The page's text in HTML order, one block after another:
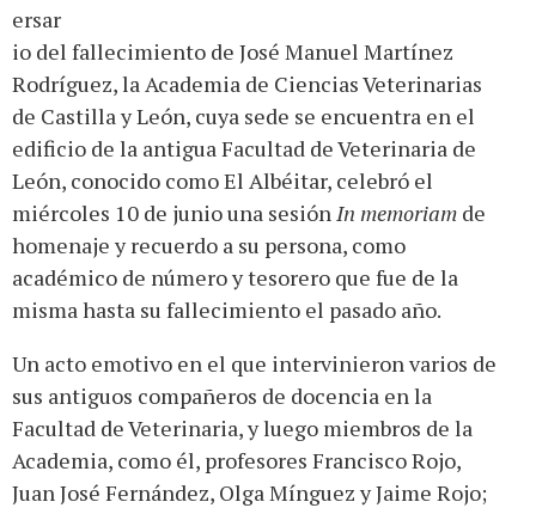
ersar
io del fallecimiento de José Manuel Martínez
Rodríguez, la Academia de Ciencias Veterinarias
de Castilla y León, cuya sede se encuentra en el
edificio de la antigua Facultad de Veterinaria de
León, conocido como El Albéitar, celebró el
miércoles 10 de junio una sesión In memoriam de
homenaje y recuerdo a su persona, como
académico de número y tesorero que fue de la
misma hasta su fallecimiento el pasado año.
Un acto emotivo en el que intervinieron varios de
sus antiguos compañeros de docencia en la
Facultad de Veterinaria, y luego miembros de la
Academia, como él, profesores Francisco Rojo,
Juan José Fernández, Olga Mínguez y Jaime Rojo;